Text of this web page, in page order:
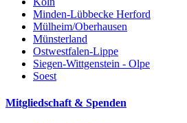
Minden-Lübbecke Herford
Mülheim/Oberhausen
Münsterland
Ostwestfalen-Lippe
Siegen-Wittgenstein - Olpe
Soest
Mitgliedschaft & Spenden